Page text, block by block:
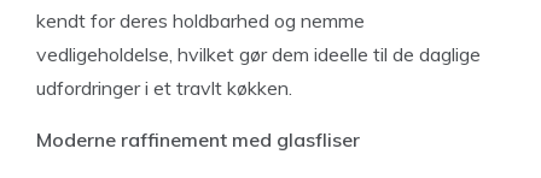
kendt for deres holdbarhed og nemme
vedligeholdelse, hvilket gør dem ideelle til de daglige
udfordringer i et travlt køkken.
Moderne raffinement med glasfliser